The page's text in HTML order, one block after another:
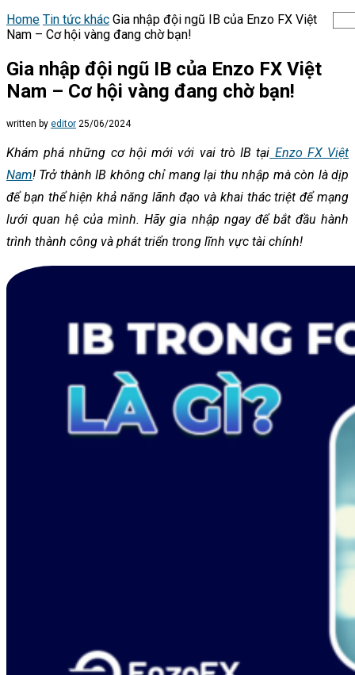
Home Tin tức khác Gia nhập đội ngũ IB của Enzo FX Việt
Nam – Cơ hội vàng đang chờ bạn!
Gia nhập đội ngũ IB của Enzo FX Việt
Nam – Cơ hội vàng đang chờ bạn!
written by editor 25/06/2024
Khám phá những cơ hội mới với vai trò IB tại Enzo FX Việt
Nam! Trở thành IB không chỉ mang lại thu nhập mà còn là dịp
để bạn thể hiện khả năng lãnh đạo và khai thác triệt để mạng
lưới quan hệ của mình. Hãy gia nhập ngay để bắt đầu hành
trình thành công và phát triển trong lĩnh vực tài chính!